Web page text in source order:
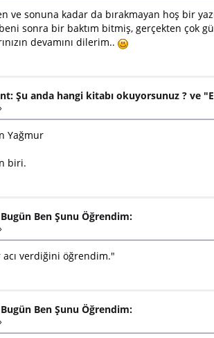
ve sonuna kadar da bırakmayan hoş bir
sonra bir baktım bitmiş, gerçekten çok
devamını dilerim..
Şu anda hangi kitabı okuyorsunuz ? ve
Yağmur
biri.
Ben Şunu Öğrendim:
verdiğini öğrendim."
Ben Şunu Öğrendim: